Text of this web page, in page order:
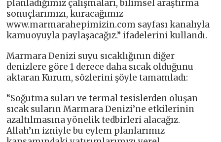
planladığımız çalışmaları, bilimsel araştırma
sonuçlarımızı, kuracağımız
www.marmarahepimizin.com sayfası kanalıyla
kamuoyuyla paylaşacağız.” ifadelerini kullandı.
Marmara Denizi suyu sıcaklığının diğer
denizlere göre 1 derece daha sıcak olduğunu
aktaran Kurum, sözlerini şöyle tamamladı:
“Soğutma suları ve termal tesislerden oluşan
sıcak suların Marmara Denizi’ne etkilerinin
azaltılmasına yönelik tedbirleri alacağız.
Allah’ın izniyle bu eylem planlarımız